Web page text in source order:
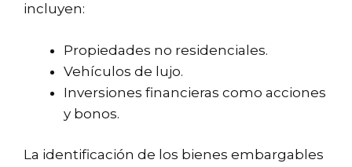
incluyen:
Propiedades no residenciales.
Vehículos de lujo.
Inversiones financieras como acciones
y bonos.
La identificación de los bienes embargables